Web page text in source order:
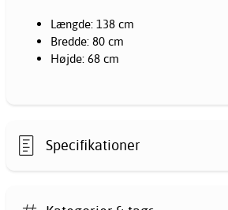
Længde: 138 cm
Bredde: 80 cm
Højde: 68 cm
Specifikationer